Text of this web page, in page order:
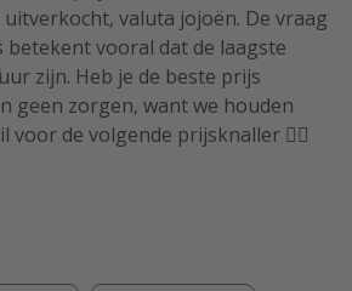
valuta jojoën. De vraag
betekent vooral dat de laagste
zijn. Heb je de beste prijs
geen zorgen, want we houden
voor de volgende prijsknaller 🏴‍☠️